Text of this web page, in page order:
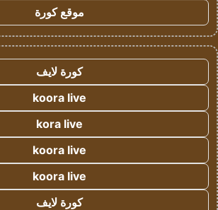
موقع كورة
كورة لايف
koora live
kora live
koora live
koora live
كورة لايف